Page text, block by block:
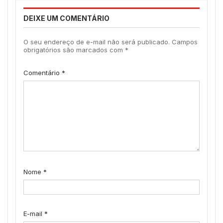
DEIXE UM COMENTÁRIO
O seu endereço de e-mail não será publicado. Campos
obrigatórios são marcados com *
Comentário *
Nome *
E-mail *